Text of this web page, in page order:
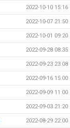
2022-10-10 15:16
2022-10-07 21:50
2022-10-01 09:20
2022-09-28 08:35
2022-09-23 23:08
2022-09-16 15:00
2022-09-09 11:00
2022-09-03 21:20
2022-08-29 22:00